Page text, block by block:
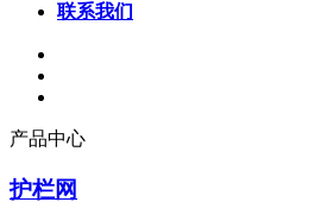
联系我们
产品中心
护栏网